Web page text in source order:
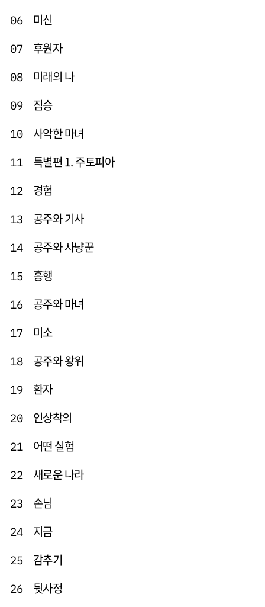
06 미신
07 후원자
08 미래의 나
09 짐승
10 사악한 마녀
11 특별편 1. 주토피아
12 경험
13 공주와 기사
14 공주와 사냥꾼
15 흥행
16 공주와 마녀
17 미소
18 공주와 왕위
19 환자
20 인상착의
21 어떤 실험
22 새로운 나라
23 손님
24 지금
25 감추기
26 뒷사정